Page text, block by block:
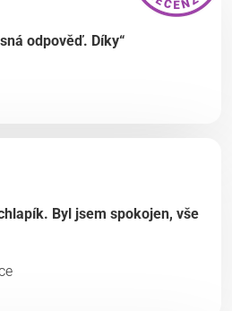
odpověď. Díky“
Byl jsem spokojen, vše